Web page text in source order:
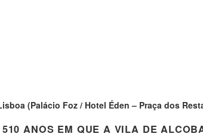
(Palácio Foz / Hotel Éden – Praça dos
ANOS EM QUE A VILA DE